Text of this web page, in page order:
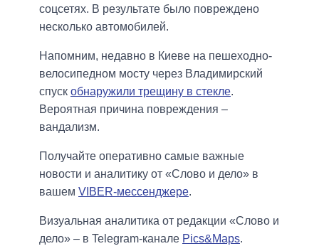
соцсетях. В результате было повреждено
несколько автомобилей.
Напомним, недавно в Киеве на пешеходно-
велосипедном мосту через Владимирский
спуск обнаружили трещину в стекле.
Вероятная причина повреждения –
вандализм.
Получайте оперативно самые важные
новости и аналитику от «Слово и дело» в
вашем VIBER-мессенджере.
Визуальная аналитика от редакции «Слово и
дело» – в Telegram-канале Pics&Maps.